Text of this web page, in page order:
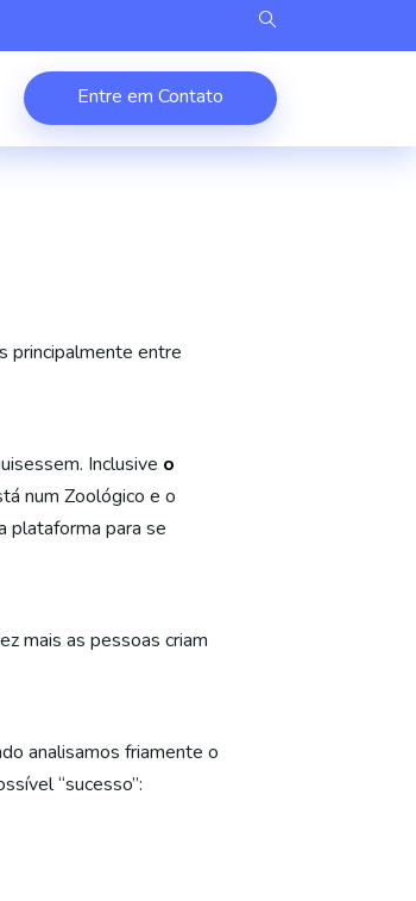
Entre em Contato
principalmente entre
Inclusive o
num Zoológico e o
plataforma para se
mais as pessoas criam
analisamos friamente o
“sucesso”: